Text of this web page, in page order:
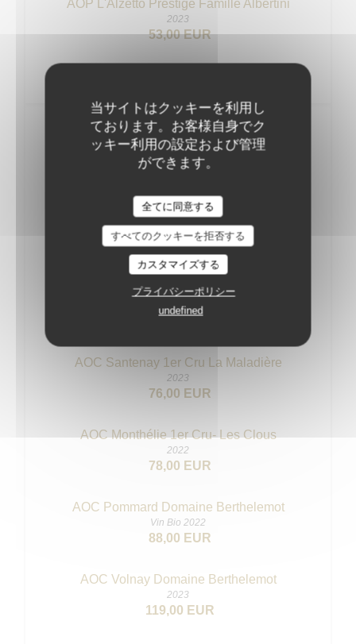
当サイトはクッキーを利用し
ております。お客様自身でク
ッキー利用の設定および管理
ができます。
全てに同意する
すべてのクッキーを拒否する
カスタマイズする
プライバシーポリシー
undefined
AOP L'Alzetto Prestige Famille Albertini
2023
53,00 EUR
Vins Rouges
AOC Pinot Noir Thierry et Pascale Matrot
2022
54,00 EUR
AOC MarangesThierry et Pascale Matrot
2023
AOC Santenay 1er Cru La Maladière
2023
76,00 EUR
AOC Monthélie 1er Cru- Les Clous
2022
78,00 EUR
AOC Pommard Domaine Berthelemot
Vin Bio 2022
88,00 EUR
AOC Volnay Domaine Berthelemot
2023
119,00 EUR